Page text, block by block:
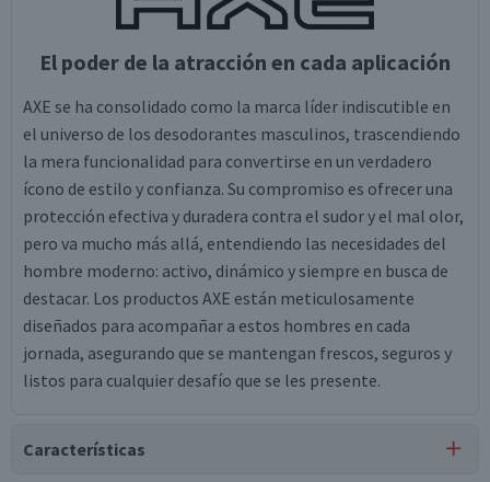
El poder de la atracción en cada aplicación
AXE se ha consolidado como la marca líder indiscutible en
el universo de los desodorantes masculinos, trascendiendo
la mera funcionalidad para convertirse en un verdadero
ícono de estilo y confianza. Su compromiso es ofrecer una
protección efectiva y duradera contra el sudor y el mal olor,
pero va mucho más allá, entendiendo las necesidades del
hombre moderno: activo, dinámico y siempre en busca de
destacar. Los productos AXE están meticulosamente
diseñados para acompañar a estos hombres en cada
jornada, asegurando que se mantengan frescos, seguros y
listos para cualquier desafío que se les presente.
Características